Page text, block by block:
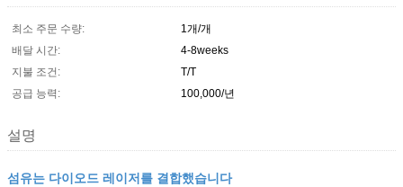
최소 주문 수량:
1개/개
배달 시간:
4-8weeks
지불 조건:
T/T
공급 능력:
100,000/년
설명
섬유는 다이오드 레이저를 결합했습니다